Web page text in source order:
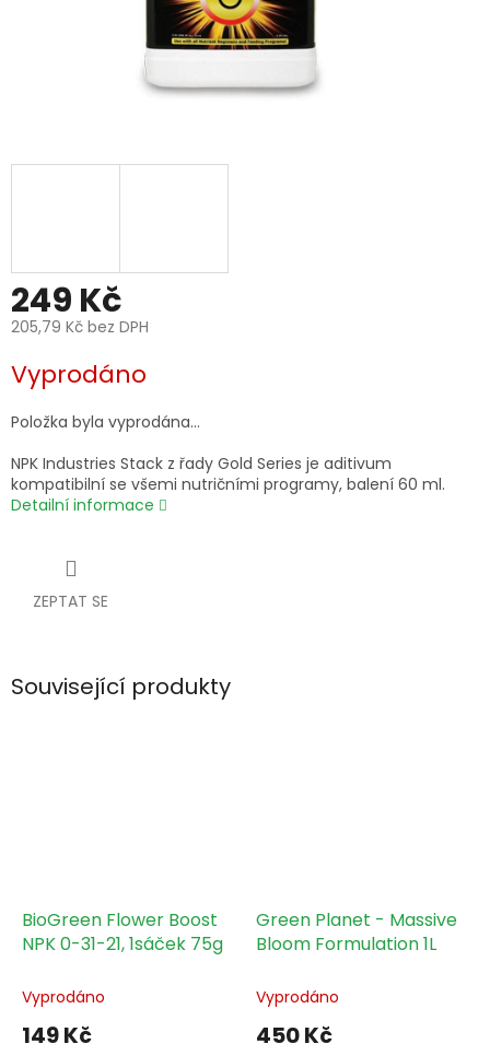
249 Kč
205,79 Kč bez DPH
cena:
Vyprodáno
Položka byla vyprodána…
NPK Industries Stack z řady Gold Series je aditivum
kompatibilní se všemi nutričními programy, balení 60 ml.
Detailní informace
ZEPTAT SE
Související produkty
BioGreen Flower Boost
NPK 0-31-21, 1sáček 75g
Vyprodáno
149 Kč
Green Planet - Massive
Bloom Formulation 1L
Vyprodáno
450 Kč